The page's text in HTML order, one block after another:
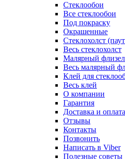
Стеклообои
Все стеклообои
Под покраску
Окрашенные
Стеклохолст
Весь стеклохолст
Малярный
Весь малярный
Клей для
Весь клей
О компании
Гарантия
Доставка и оплата
Отзывы
Контакты
Позвонить
Написать в Viber
Полезные советы